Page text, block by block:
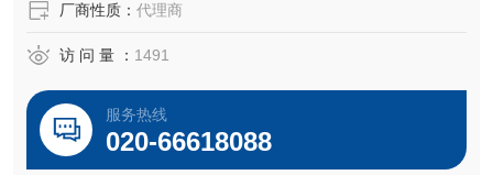
厂商性质： 代理商
访 问 量 ： 1491
服务热线
020-66618088